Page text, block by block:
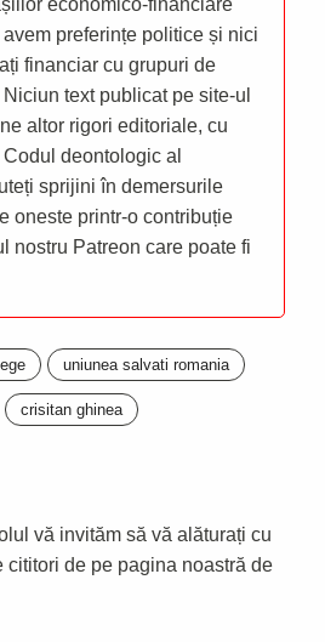
preferințe politice și nici
financiar cu grupuri de
text publicat pe site-ul
altor rigori editoriale, cu
deontologic al
sprijini în demersurile
oneste printr-o contribuție
nostru Patreon care poate fi
lege uniunea salvati romania
crisitan ghinea
vă invităm să vă alăturați cu
cititori de pe pagina noastră de